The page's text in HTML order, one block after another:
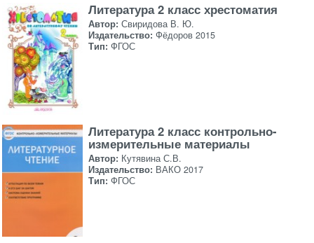
Литература 2 класс хрестоматия
Автор: Свиридова В. Ю.
Издательство: Фёдоров 2015
Тип: ФГОС
Литература 2 класс контрольно-
измерительные материалы
Автор: Кутявина С.В.
Издательство: ВАКО 2017
Тип: ФГОС